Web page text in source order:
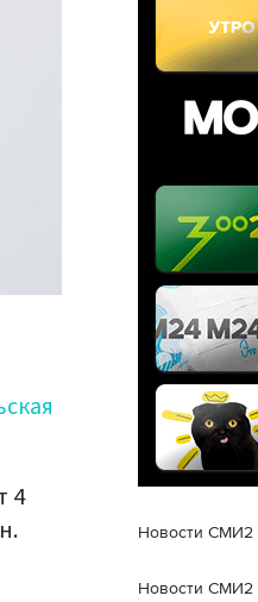
4
Новости СМИ2
Новости СМИ2